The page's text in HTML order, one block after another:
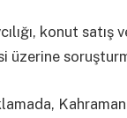
konut
üzerine